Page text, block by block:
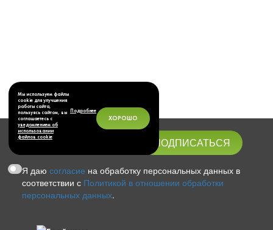
Я даюсогласие на обработку персональных данных в
соответствии с Политикой в отношении обработки
персональных данных.
Мы используем файлы
cookie для улучшения
работы сайта,
пользуясь сайтом, вы
соглашаетесь с
уведомлением об
использовании
файлов cookie
Подробнее
ХОРОШО